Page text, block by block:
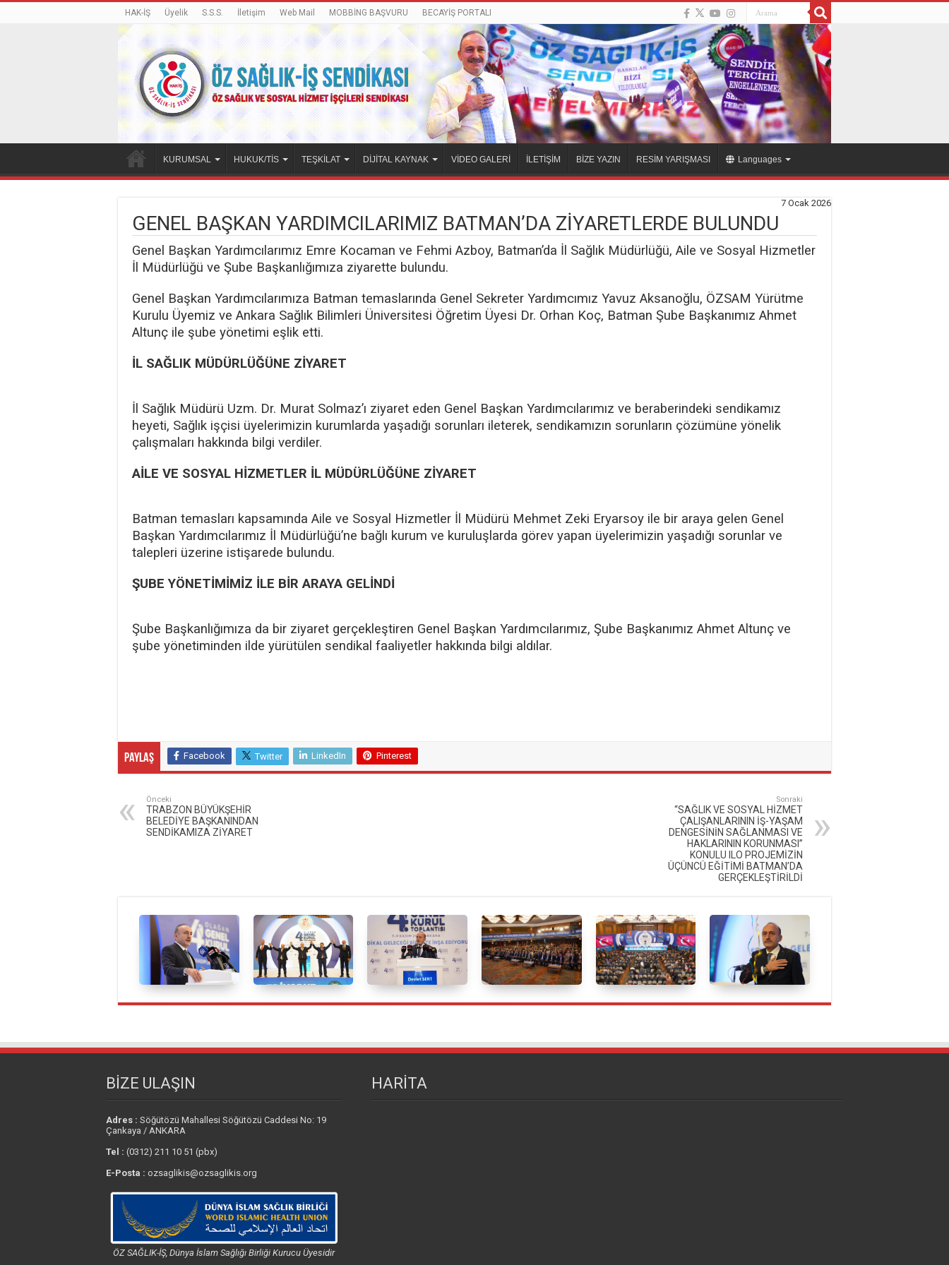
HAK-İŞ Üyelik S.S.S. İletişim Web Mail MOBBİNG BAŞVURU BECAYİŞ PORTALI
KURUMSAL HUKUK/TİS TEŞKİLAT DİJİTAL KAYNAK VİDEO GALERİ İLETİŞİM BİZE YAZIN RESİM YARIŞMASI Languages
7 Ocak 2026
GENEL BAŞKAN YARDIMCILARIMIZ BATMAN’DA ZİYARETLERDE BULUNDU
Genel Başkan Yardımcılarımız Emre Kocaman ve Fehmi Azboy, Batman’da İl Sağlık Müdürlüğü, Aile ve Sosyal Hizmetler
İl Müdürlüğü ve Şube Başkanlığımıza ziyarette bulundu.
Genel Başkan Yardımcılarımıza Batman temaslarında Genel Sekreter Yardımcımız Yavuz Aksanoğlu, ÖZSAM Yürütme
Kurulu Üyemiz ve Ankara Sağlık Bilimleri Üniversitesi Öğretim Üyesi Dr. Orhan Koç, Batman Şube Başkanımız Ahmet
Altunç ile şube yönetimi eşlik etti.
İL SAĞLIK MÜDÜRLÜĞÜNE ZİYARET
İl Sağlık Müdürü Uzm. Dr. Murat Solmaz’ı ziyaret eden Genel Başkan Yardımcılarımız ve beraberindeki sendikamız
heyeti, Sağlık işçisi üyelerimizin kurumlarda yaşadığı sorunları ileterek, sendikamızın sorunların çözümüne yönelik
çalışmaları hakkında bilgi verdiler.
AİLE VE SOSYAL HİZMETLER İL MÜDÜRLÜĞÜNE ZİYARET
Batman temasları kapsamında Aile ve Sosyal Hizmetler İl Müdürü Mehmet Zeki Eryarsoy ile bir araya gelen Genel
Başkan Yardımcılarımız İl Müdürlüğü’ne bağlı kurum ve kuruluşlarda görev yapan üyelerimizin yaşadığı sorunlar ve
talepleri üzerine istişarede bulundu.
ŞUBE YÖNETİMİMİZ İLE BİR ARAYA GELİNDİ
Şube Başkanlığımıza da bir ziyaret gerçekleştiren Genel Başkan Yardımcılarımız, Şube Başkanımız Ahmet Altunç ve
şube yönetiminden ilde yürütülen sendikal faaliyetler hakkında bilgi aldılar.
Paylaş Facebook Twitter LinkedIn Pinterest
Önceki
TRABZON BÜYÜKŞEHİR
BELEDİYE BAŞKANINDAN
SENDİKAMIZA ZİYARET
Sonraki
“SAĞLIK VE SOSYAL HİZMET
ÇALIŞANLARININ İŞ-YAŞAM
DENGESİNİN SAĞLANMASI VE
HAKLARININ KORUNMASI”
KONULU ILO PROJEMİZİN
ÜÇÜNCÜ EĞİTİMİ BATMAN’DA
GERÇEKLEŞTİRİLDİ
BİZE ULAŞIN
Adres : Söğütözü Mahallesi Söğütözü Caddesi No: 19
Çankaya / ANKARA
Tel : (0312) 211 10 51 (pbx)
E-Posta : ozsaglikis@ozsaglikis.org
ÖZ SAĞLIK-İŞ, Dünya İslam Sağlığı Birliği Kurucu Üyesidir
HARİTA